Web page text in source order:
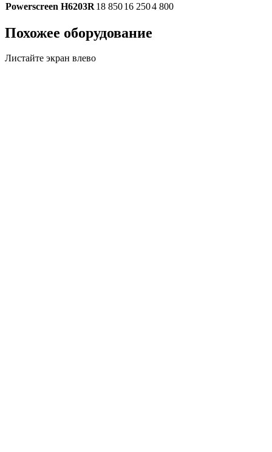
Powerscreen H6203R 18 85016 2504 800
Похожее оборудование
Листайте экран влево